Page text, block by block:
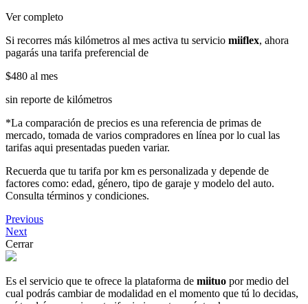
Ver completo
Si recorres más kilómetros al mes activa tu servicio miiflex, ahora
pagarás una tarifa preferencial de
$480 al mes
sin reporte de kilómetros
*La comparación de precios es una referencia de primas de
mercado, tomada de varios compradores en línea por lo cual las
tarifas aqui presentadas pueden variar.
Recuerda que tu tarifa por km es personalizada y depende de
factores como: edad, género, tipo de garaje y modelo del auto.
Consulta términos y condiciones.
Previous
Next
Cerrar
Es el servicio que te ofrece la plataforma de miituo por medio del
cual podrás cambiar de modalidad en el momento que tú lo decidas,